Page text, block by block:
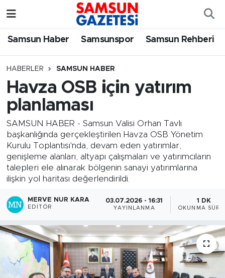
Samsun Haber Samsunspor Samsun Rehberi
HABERLER SAMSUN HABER
Havza OSB için yatırım
planlaması
SAMSUN HABER - Samsun Valisi Orhan Tavlı
başkanlığında gerçekleştirilen Havza OSB Yönetim
Kurulu Toplantısı'nda, devam eden yatırımlar,
genişleme alanları, altyapı çalışmaları ve yatırımcıların
talepleri ele alınarak bölgenin sanayi yatırımlarına
ilişkin yol haritası değerlendirildi.
MERVE NUR KARA
EDITÖR
03.07.2026 - 16:31
YAYINLANMA
1 DK
OKUNMA
Samsun Haber
Samsun Rehberi
Samsun Nöbetçi Eczaneler
SAMSUN Namaz Vakitleri
Süper Lig Puan Durumu ve Fikstür
Tüm Manşetler